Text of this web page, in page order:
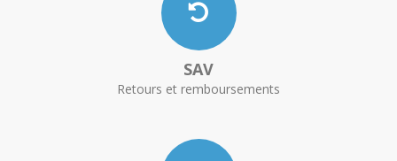
SAV
Retours et remboursements